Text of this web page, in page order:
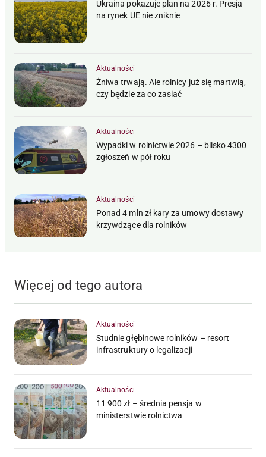
Ukraina pokazuje plan na 2026 r. Presja
na rynek UE nie zniknie
Aktualności
Żniwa trwają. Ale rolnicy już się martwią,
czy będzie za co zasiać
Aktualności
Wypadki w rolnictwie 2026 – blisko 4300
zgłoszeń w pół roku
Aktualności
Ponad 4 mln zł kary za umowy dostawy
krzywdzące dla rolników
Więcej od tego autora
Aktualności
Studnie głębinowe rolników – resort
infrastruktury o legalizacji
Aktualności
11 900 zł – średnia pensja w
ministerstwie rolnictwa